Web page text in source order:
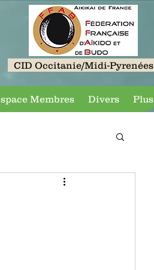
CID Occitanie/Midi-Pyrenées
Membres Divers Plus